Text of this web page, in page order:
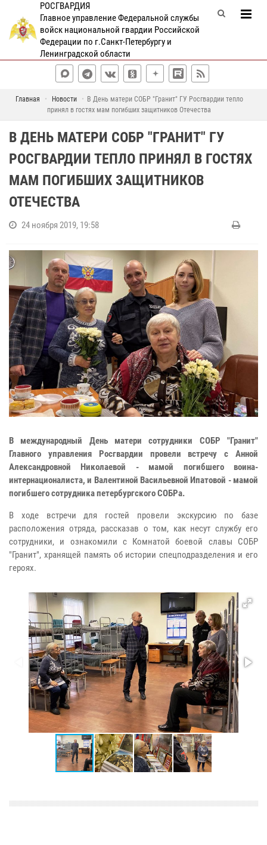
РОСГВАРДИЯ
Главное управление Федеральной службы
войск национальной гвардии Российской
Федерации по г.Санкт-Петербургу и
Ленинградской области
Главная Новости
В День матери СОБР "Гранит" ГУ Росгвардии тепло
принял в гостях мам погибших защитников Отечества
В ДЕНЬ МАТЕРИ СОБР "ГРАНИТ" ГУ
РОСГВАРДИИ ТЕПЛО ПРИНЯЛ В ГОСТЯХ
МАМ ПОГИБШИХ ЗАЩИТНИКОВ
ОТЕЧЕСТВА
24 ноября 2019, 19:58
В международный День матери сотрудники СОБР "Гранит"
Главного управления Росгвардии провели встречу с Анной
Александровной Николаевой - мамой погибшего воина-
интернационалиста, и Валентиной Васильевной Ипатовой - мамой
погибшего сотрудника петербургского СОБРа.
В ходе встречи для гостей провели экскурсию по базе
расположения отряда, рассказав о том, как несут службу его
сотрудники, и ознакомили с Комнатой боевой славы СОБР
"Гранит", хранящей память об историиспецподразделения и его
героях.